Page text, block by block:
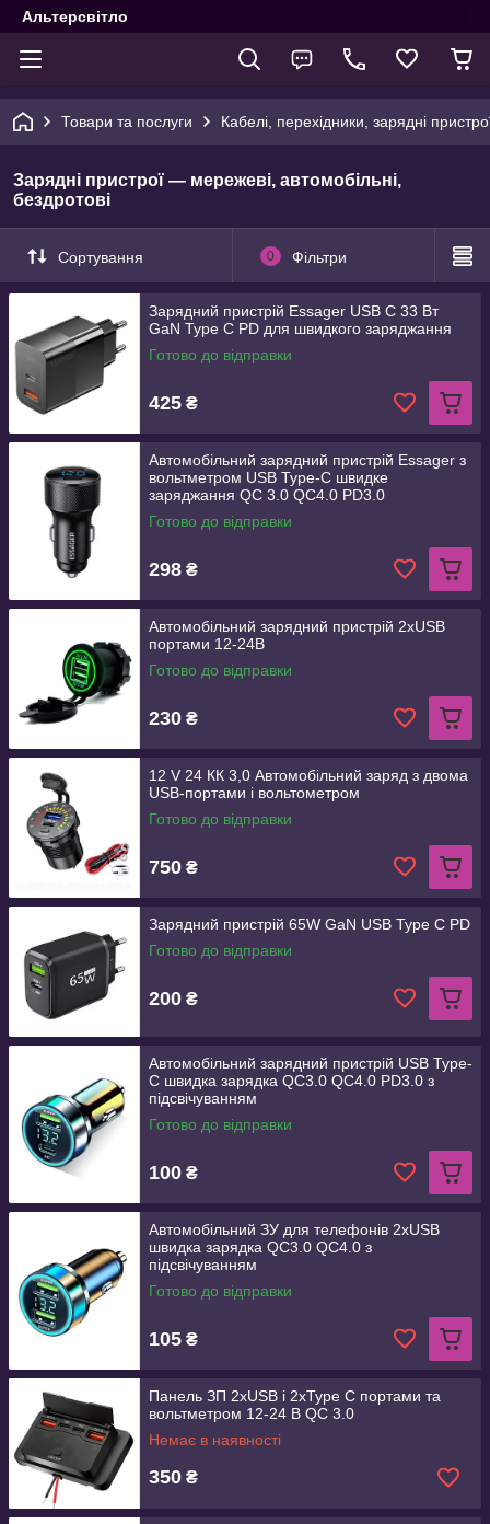
Альтерсвітло
Товари та послуги Кабелі, перехідники, зарядні
Зарядні пристрої — мережеві, автомобільні,
бездротові
Сортування 0 Фільтри
Зарядний пристрій Essager USB C 33 Вт
GaN Type C PD для швидкого заряджання
Готово до відправки
425 ₴
Автомобільний зарядний пристрій Essager з
вольтметром USB Type-C швидке
заряджання QC 3.0 QC4.0 PD3.0
Готово до відправки
298 ₴
Автомобільний зарядний пристрій 2хUSB
портами 12-24В
Готово до відправки
230 ₴
12 V 24 КК 3,0 Автомобільний заряд з двома
USB-портами і вольтометром
Готово до відправки
750 ₴
Зарядний пристрій 65W GaN USB Type C PD
Готово до відправки
200 ₴
Автомобільний зарядний пристрій USB Type-
C швидка зарядка QC3.0 QC4.0 PD3.0 з
підсвічуванням
Готово до відправки
100 ₴
Автомобільний ЗУ для телефонів 2хUSB
швидка зарядка QC3.0 QC4.0 з
підсвічуванням
Готово до відправки
105 ₴
Панель ЗП 2хUSB і 2хType C портами та
вольтметром 12-24 В QC 3.0
Немає в наявності
350 ₴